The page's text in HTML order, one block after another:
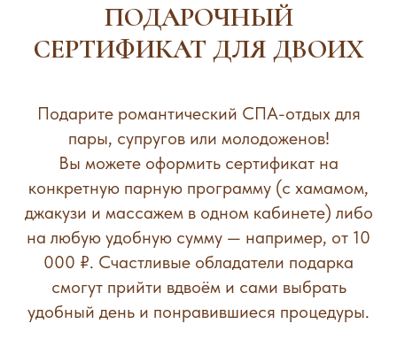
ПОДАРОЧНЫЙ
СЕРТИФИКАТ ДЛЯ ДВОИХ
Подарите романтический СПА-отдых для
пары, супругов или молодоженов!
Вы можете оформить сертификат на
конкретную парную программу (с хамамом,
джакузи и массажем в одном кабинете) либо
на любую удобную сумму — например, от 10
000 ₽. Счастливые обладатели подарка
смогут прийти вдвоём и сами выбрать
удобный день и понравившиеся процедуры.